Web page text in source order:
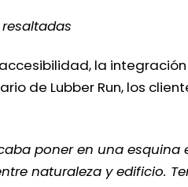
la
de Lubber Run, los
poner en una
naturaleza y edificio.